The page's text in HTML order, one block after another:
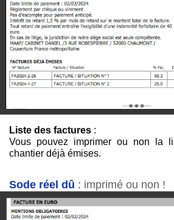
Liste des factures :
Vous pouvez imprimer ou non la
chantier déjà émises.
Sode réel dû : imprimé ou non !